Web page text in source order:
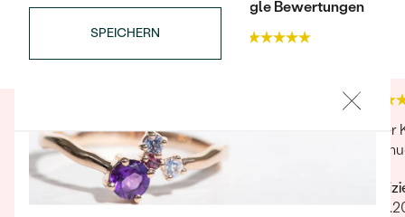
Bestseller
SPEICHERN
Trusted shop BewertungenGoogle Bewertungen
Super Produkt und Verarbeitung.
Kundenservice sehr gut. Ich wurde persönlich
angerufen und man hat sich für die Bestellung
bedankt. Sehr freundlich, gerne wieder